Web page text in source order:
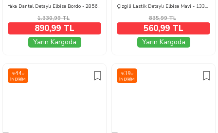
Yaka Dantel Detaylı Elbise Bordo - 28568-BORDO
1.330,99TL
890,99 TL
Yarın Kargoda
Çizgili Lastik Detaylı Elbise Mavi - 1331-MAVI
835,99TL
560,99 TL
Yarın Kargoda
%44
İNDIRIM
%39
İNDIRIM